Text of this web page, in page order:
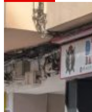
Así
Todo